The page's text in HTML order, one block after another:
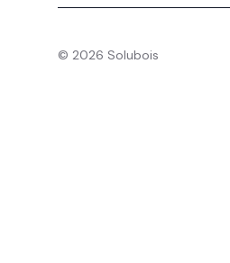
© 2026 Solubois